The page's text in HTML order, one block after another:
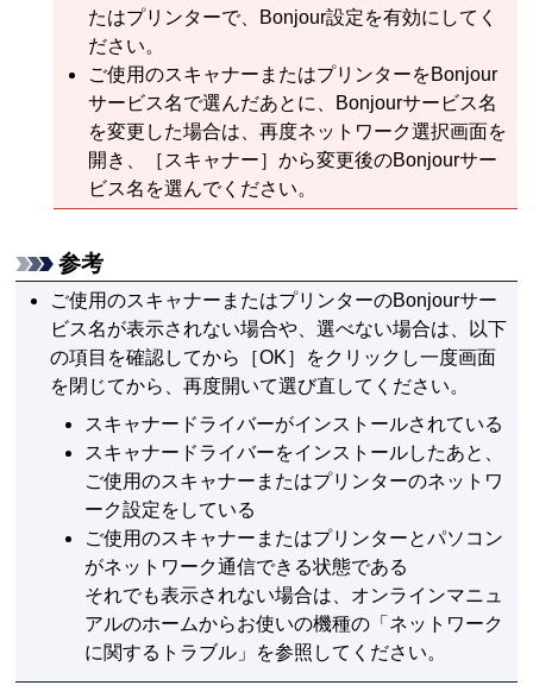
たはプリンターで、 Bonjour設定を有効にしてく
ださい。
ご使用のスキャナー またはプリンターをBonjour
サービス名で選んだあとに、
Bonjourサービス名
を変更した場合は、再度ネットワーク選択画面を
開き、［ スキャナー］から変更後のBonjourサー
ビス名を選んでください。
参考
ご使用のスキャナー またはプリンターのBonjourサー
ビス名が表示されない場合や、選べない場合は、以下
の項目を確認してから［OK］をクリックし一度画面
を閉じてから、再度開いて選び直してください。
スキャナードライバーがインストールされている
スキャナードライバーをインストールしたあと、
ご使用のスキャナー またはプリンターのネットワ
ーク設定をしている
ご使用のスキャナー またはプリンターとパソコン
がネットワーク通信できる状態である
それでも表示されない場合は、 オンラインマニュ
アルのホームからお使いの機種の「ネットワーク
に関するトラブル」を参照してください。